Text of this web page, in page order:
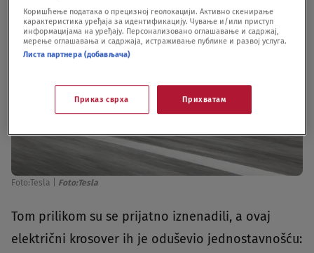
Foto:Tesla Foto:Tesla
Tom prilikom su se prijatno iznenadili, a ovaj
električni krosover ih je oduševio jednostavnošću:
Коришћење података о прецизној геолокацији. Активно скенирање
карактеристика уређаја за идентификацију. Чување и/или приступ
информацијама на уређају. Персонализовано оглашавање и садржај,
мерење оглашавања и садржаја, истраживање публике и развој услуга.
Листа партнера (добављача)
Приказ сврха Прихватам